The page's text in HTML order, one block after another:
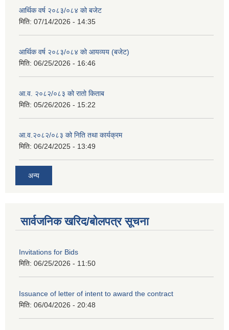
आर्थिक वर्ष २०८३/०८४ को बजेट
मिति: 07/14/2026 - 14:35
आर्थिक वर्ष २०८३/०८४ को आयव्यय (बजेट)
मिति: 06/25/2026 - 16:46
आ.व. २०८२/०८३ को रातो किताब
मिति: 05/26/2026 - 15:22
आ.व.२०८२/०८३ को निति तथा कार्यक्रम
मिति: 06/24/2025 - 13:49
अन्य
सार्वजनिक खरिद/बोलपत्र सूचना
Invitations for Bids
मिति: 06/25/2026 - 11:50
Issuance of letter of intent to award the contract
मिति: 06/04/2026 - 20:48